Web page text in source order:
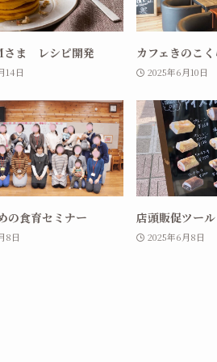
さま レシピ開発
14日
カフェきのこ
2025年6月10日
の食育セミナー
8日
店頭販促ツール
2025年6月8日